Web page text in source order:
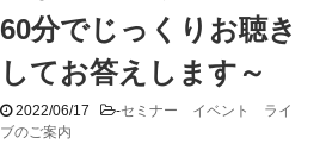
60分でじっくりお聴き
してお答えします～
2022/06/17 -セミナー イベント ライ
ブのご案内